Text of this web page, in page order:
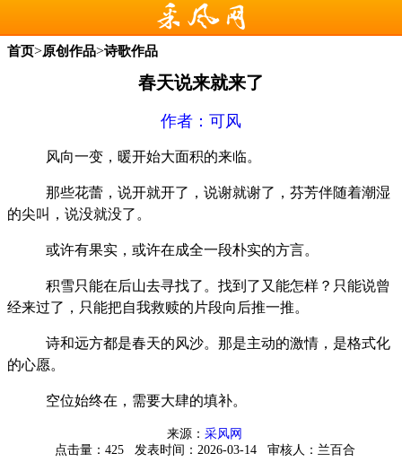
首页>原创作品>诗歌作品
春天说来就来了
作者： 可风
风向一变，暖开始大面积的来临。
那些花蕾，说开就开了，说谢就谢了，芬芳伴随着潮湿
的尖叫，说没就没了。
或许有果实，或许在成全一段朴实的方言。
积雪只能在后山去寻找了。找到了又能怎样？只能说曾
经来过了，只能把自我救赎的片段向后推一推。
诗和远方都是春天的风沙。那是主动的激情，是格式化
的心愿。
空位始终在，需要大肆的填补。
来源： 采风网
点击量：425
发表时间：2026-03-14 审核人：兰百合